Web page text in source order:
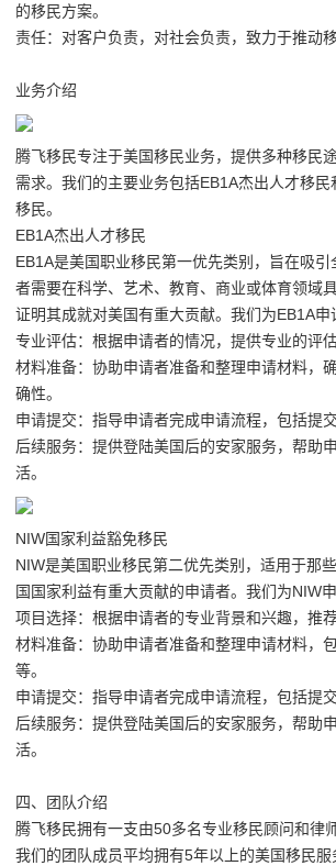
的移民方案。
责任：对客户负责，对社会负责，致力于推动
业务介绍
腾飞移民专注于美国移民业务，提供多种移民
需求。我们的主要业务包括EB1A杰出人才移
移民。
EB1A杰出人才移民
EB1A是美国职业移民第一优先类别，旨在吸
者需要在科学、艺术、教育、商业或体育领域
证明其成就对美国有重大贡献。我们为EB1A申
专业评估：根据申请者的情况，提供专业的评估
材料准备：协助申请者准备和整理申请材料，
确性。
申请提交：指导申请者完成申请流程，包括提
后续服务：提供登陆美国后的安家服务，帮助
活。
NIW国家利益豁免移民
NIW是美国职业移民第二优先类别，适用于那
国国家利益有重大贡献的申请者。我们为NIW
项目选择：根据申请者的专业背景和兴趣，推
材料准备：协助申请者准备和整理申请材料，
等。
申请提交：指导申请者完成申请流程，包括提
后续服务：提供登陆美国后的安家服务，帮助
活。
四、团队介绍
腾飞移民拥有一支由50多名专业移民顾问和律
我们的团队成员平均拥有5年以上的美国移民服